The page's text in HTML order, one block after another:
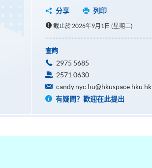
分享
列印
截止於 2026年9月1日 (星期二)
查詢
2975 5685
2571 0630
candy.nyc.liu@hkuspace.hku.hk
有疑問？歡迎在此提出